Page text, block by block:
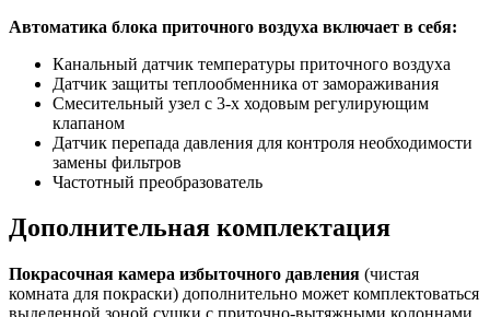
Автоматика блока приточного воздуха включает в себя:
Канальный датчик температуры приточного воздуха
Датчик защиты теплообменника от замораживания
Смесительный узел с 3-х ходовым регулирующим
клапаном
Датчик перепада давления для контроля необходимости
замены фильтров
Частотный преобразователь
Дополнительная комплектация
Покрасочная камера избыточного давления (чистая
комната для покраски) дополнительно может комплектоваться